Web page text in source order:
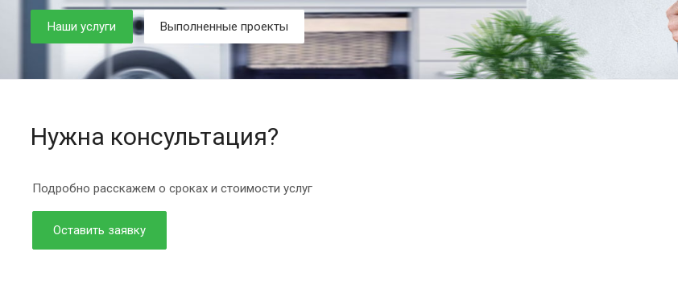
Наши услуги Выполненные проекты
Нужна консультация?
Подробно расскажем о сроках и стоимости услуг
Оставить заявку